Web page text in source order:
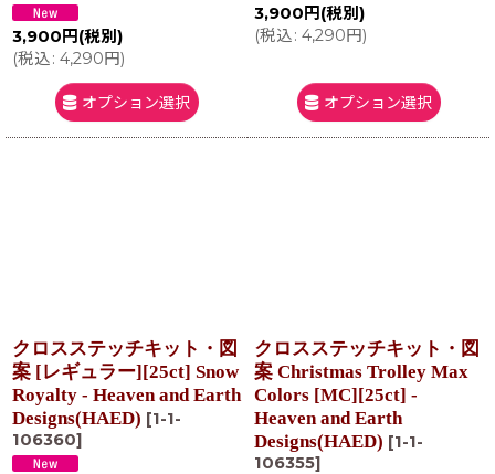
3,900 円 (税別)
(税込: 4,290円)
オプション選択
3,900 円 (税別)
(税込: 4,290円)
オプション選択
クロスステッチキット・図
案 [レギュラー][25ct] Snow
Royalty - Heaven and Earth
Designs(HAED) [1-1-
106360]
クロスステッチキット・図
案 Christmas Trolley Max
Colors [MC][25ct] -
Heaven and Earth
Designs(HAED) [1-1-
106355]